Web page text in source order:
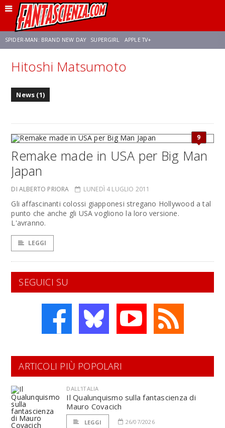
SPIDER-MAN: BRAND NEW DAY SUPERGIRL APPLE TV+
FRANCO RICCIARDIELLO ZENDAYA STAR TREK
Hitoshi Matsumoto
News (1)
9
Remake made in USA per Big Man
Japan
DI ALBERTO PRIORA LUNEDÌ 4 LUGLIO 2011
Gli affascinanti colossi giapponesi stregano Hollywood a tal
punto che anche gli USA vogliono la loro versione.
L'avranno.
LEGGI
SEGUICI SU
ARTICOLI PIÙ POPOLARI
DALL'ITALIA
Il Qualunquismo sulla fantascienza di
Mauro Covacich
LEGGI 26/07/2026